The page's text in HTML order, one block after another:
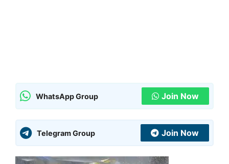
WhatsApp Group Join Now
Telegram Group Join Now